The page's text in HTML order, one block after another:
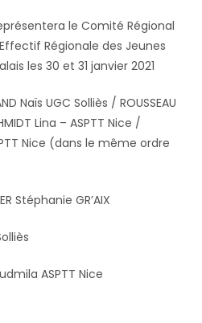
le Comité Régional
Régionale des Jeunes
les 30 et 31 janvier 2021
Naïs UGC Solliès / ROUSSEAU
Lina – ASPTT Nice /
Nice (dans le même ordre
Stéphanie GR’AIX
ASPTT Nice